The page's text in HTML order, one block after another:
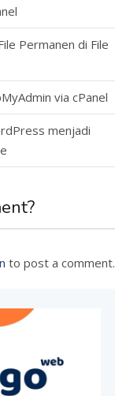
Permanen di File
via cPanel
menjadi
to post a comment.